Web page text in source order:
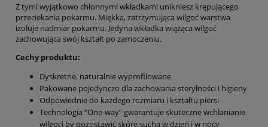
Z tymi wyjątkowo chłonnymi wkładkami unikniesz krępującego
przeciekania pokarmu. Miękka, zatrzymująca wilgoć warstwa
izoluje nadmiar pokarmu. Jedyna wkładka wiążąca wilgoć
zachowująca swój kształt po zamoczeniu.
Cechy produktu:
Dyskretne, naturalnie wyprofilowane
Pakowane pojedynczo dla zachowania sterylności i higieny
Odpowiednie do każdego rozmiaru i kształtu piersi
Technologia “One-way” gwarantuje skuteczne wchłanianie
wilgoci by pozostawić skórę suchą w dzień i w nocy